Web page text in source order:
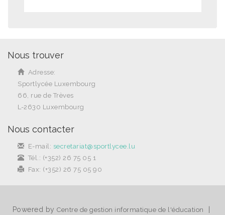
Nous trouver
Adresse:
Sportlycée Luxembourg
66, rue de Trèves
L-2630 Luxembourg
Nous contacter
E-mail: secretariat@sportlycee.lu
Tél.: (+352) 26 75 05 1
Fax: (+352) 26 75 05 90
Powered by Centre de gestion informatique de l'éducation